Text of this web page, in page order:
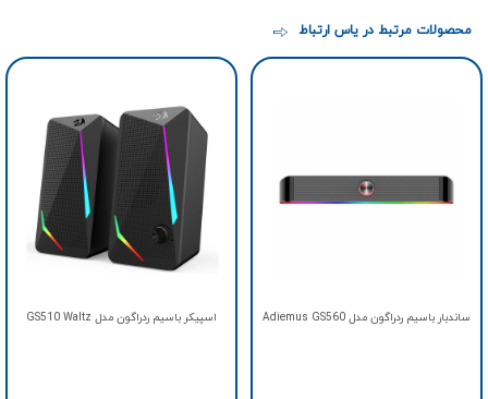
محصولات مرتبط در یاس ارتباط
ساندبار باسیم ردراگون مدل Adiemus GS560 اسپیکر باسیم ردراگون مدل GS510 Waltz